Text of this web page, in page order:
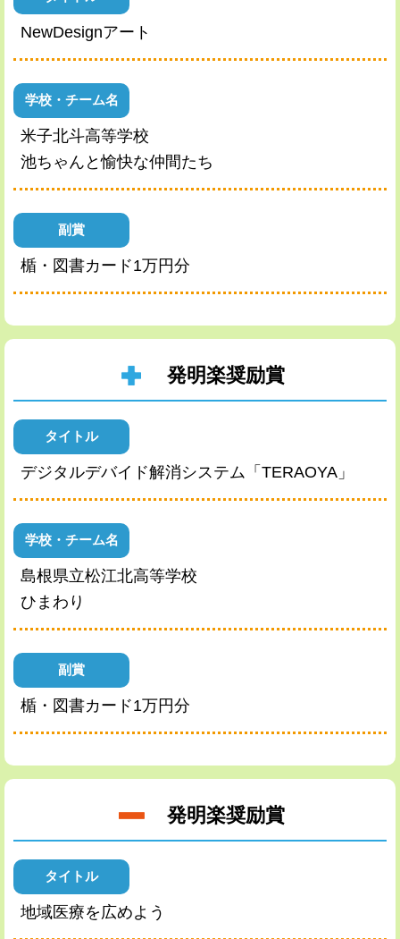
NewDesignアート
学校・チーム名
米子北斗高等学校
池ちゃんと愉快な仲間たち
副賞
楯・図書カード1万円分
発明楽奨励賞
タイトル
デジタルデバイド解消システム「TERAOYA」
学校・チーム名
島根県立松江北高等学校
ひまわり
副賞
楯・図書カード1万円分
発明楽奨励賞
タイトル
地域医療を広めよう